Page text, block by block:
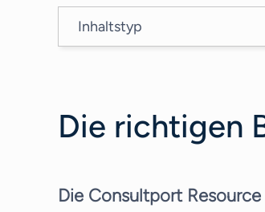
Die richtigen
Die Consultport Resource